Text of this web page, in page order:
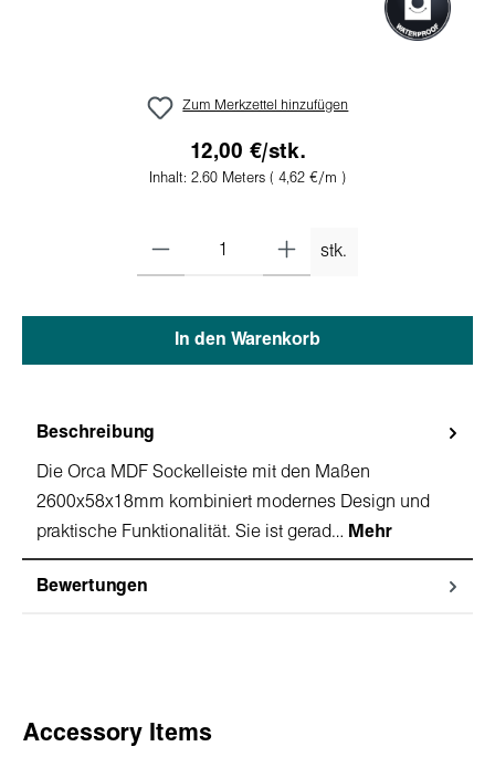
Zum Merkzettel hinzufügen
12,00 €/stk.
Inhalt: 2.60 Meters ( 4,62 €/m )
stk.
In den Warenkorb
Beschreibung
Die Orca MDF Sockelleiste mit den Maßen
2600x58x18mm kombiniert modernes Design und
praktische Funktionalität. Sie ist gerad… Mehr
Bewertungen
Produktgalerie überspringen
Accessory Items